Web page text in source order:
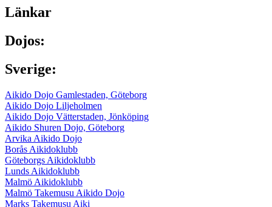
Länkar
Dojos:
Sverige:
Aikido Dojo Gamlestaden, Göteborg
Aikido Dojo Liljeholmen
Aikido Dojo Vätterstaden, Jönköping
Aikido Shuren Dojo, Göteborg
Arvika Aikido Dojo
Borås Aikidoklubb
Göteborgs Aikidoklubb
Lunds Aikidoklubb
Malmö Aikidoklubb
Malmö Takemusu Aikido Dojo
Marks Takemusu Aiki